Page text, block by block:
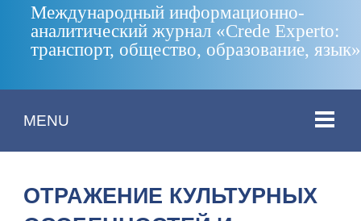
Международный информационно-
аналитический журнал «Crede Experto:
транспорт, общество, образование, язык»
MENU
ОТРАЖЕНИЕ КУЛЬТУРНЫХ